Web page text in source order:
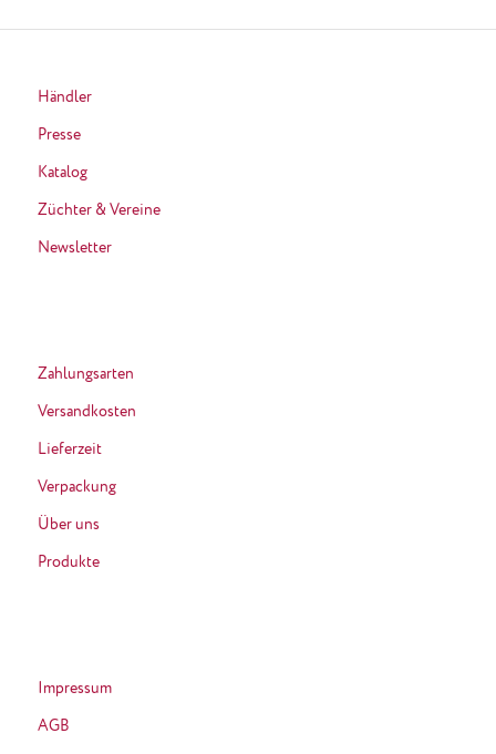
Händler
Presse
Katalog
Züchter & Vereine
Newsletter
Zahlungsarten
Versandkosten
Lieferzeit
Verpackung
Über uns
Produkte
Impressum
AGB